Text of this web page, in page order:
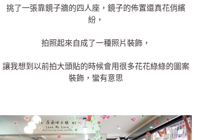
挑了一張靠鏡子牆的四人座，鏡子的佈置還真花俏繽
紛，
拍照起來自成了一種照片裝飾，
讓我想到以前拍大頭貼的時候會用很多花花綠綠的圖案
裝飾，蠻有意思